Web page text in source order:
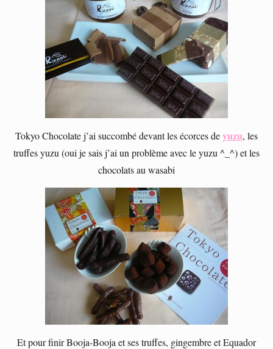
Tokyo Chocolate j’ai succombé devant les écorces deyuzu, les
truffes yuzu (oui je sais j’ai un problème avec le yuzu ^_^) et les
chocolats au wasabi
Et pour finir Booja-Booja et ses truffes, gingembre et Equador